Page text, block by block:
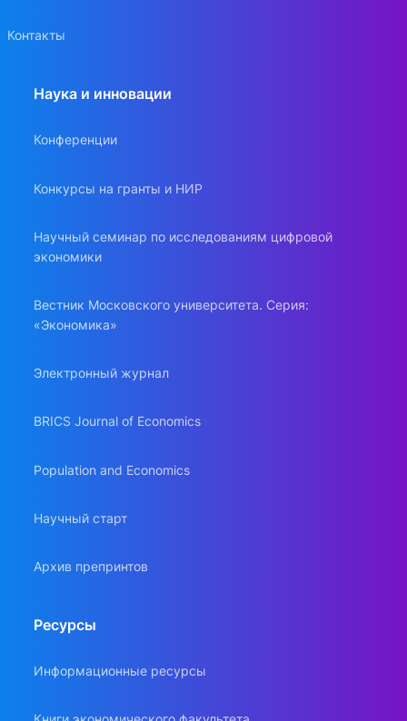
Контакты
Наука и инновации
Конференции
Конкурсы на гранты и НИР
Научный семинар по исследованиям цифровой
экономики
Вестник Московского университета. Серия:
«Экономика»
Электронный журнал
BRICS Journal of Economics
Population and Economics
Научный старт
Архив препринтов
Ресурсы
Информационные ресурсы